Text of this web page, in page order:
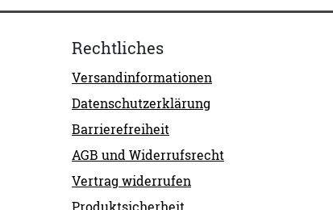
Rechtliches
Versandinformationen
Datenschutzerklärung
Barrierefreiheit
AGB und Widerrufsrecht
Vertrag widerrufen